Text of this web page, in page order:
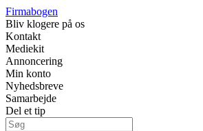
Firmabogen
Bliv klogere på os
Kontakt
Mediekit
Annoncering
Min konto
Nyhedsbreve
Samarbejde
Del et tip